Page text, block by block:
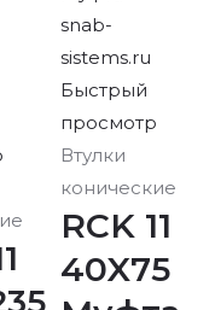
Быстрый
просмотр
Втулки
конические
RCK 11
40X75